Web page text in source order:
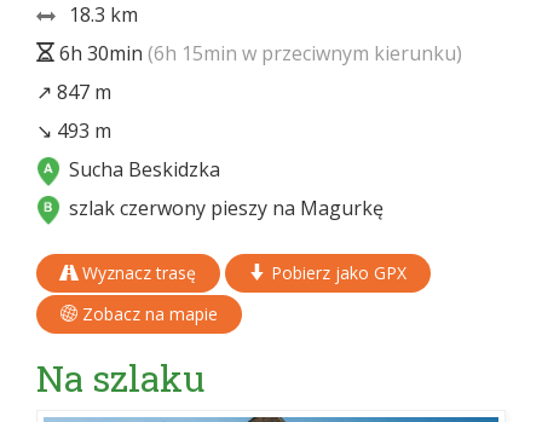
18.3 km
6h 30min (6h 15min w przeciwnym kierunku)
↗ 847 m
↘ 493 m
Sucha Beskidzka
szlak czerwony pieszy na Magurkę
Wyznacz trasę
Pobierz jako GPX
Zobacz na mapie
Na szlaku